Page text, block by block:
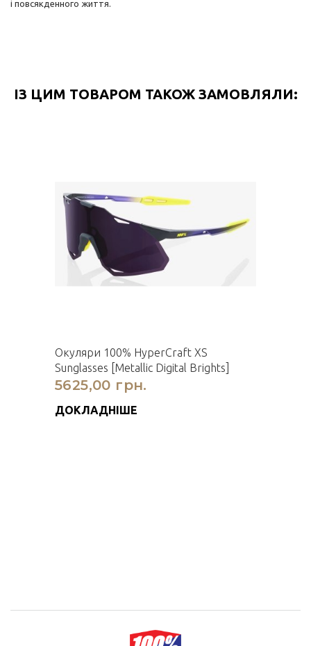
і повсякденного життя.
ІЗ ЦИМ ТОВАРОМ ТАКОЖ ЗАМОВЛЯЛИ:
Окуляри 100% HyperCraft XS
Sunglasses [Metallic Digital Brights]
5625,00 грн.
ДОКЛАДНІШЕ